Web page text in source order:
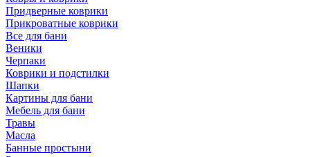
Придверные коврики
Прикроватные коврики
Все для бани
Веники
Черпаки
Коврики и подстилки
Шапки
Картины для бани
Мебель для бани
Травы
Масла
Банные простыни